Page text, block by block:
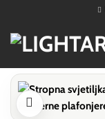
content